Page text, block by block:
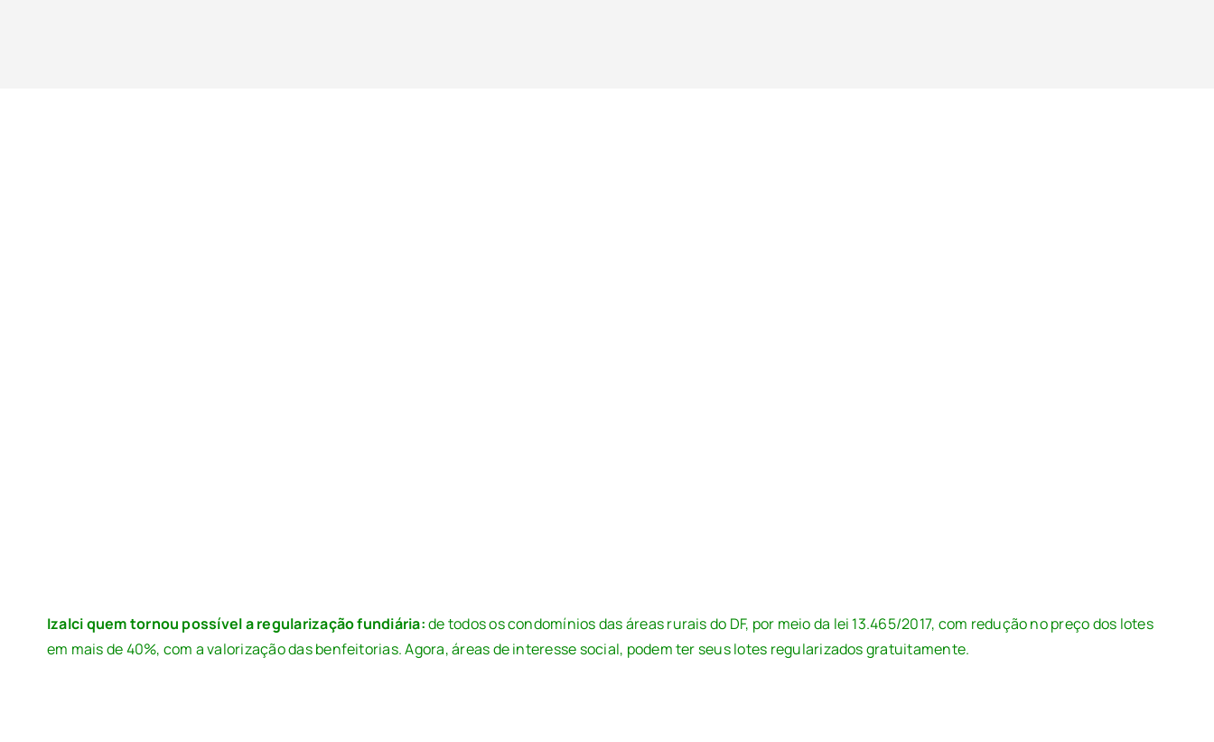
Izalci quem tornou possível a regularização fundiária:de todos os condomínios das áreas rurais do DF, por meio da lei 13.465/2017, com redução no preço dos lotes
em mais de 40%, com a valorização das benfeitorias. Agora, áreas de interesse social, podem ter seus lotes regularizados gratuitamente.